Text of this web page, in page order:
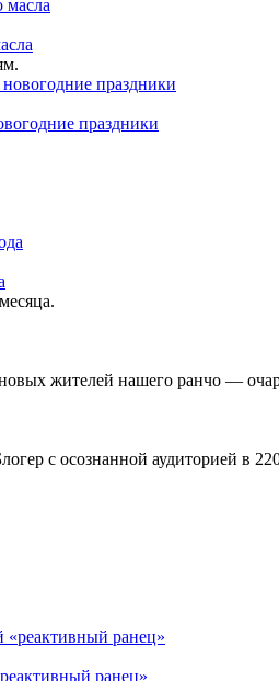
праздники
жителей нашего ранчо —
с осознанной аудиторией в
ранец»